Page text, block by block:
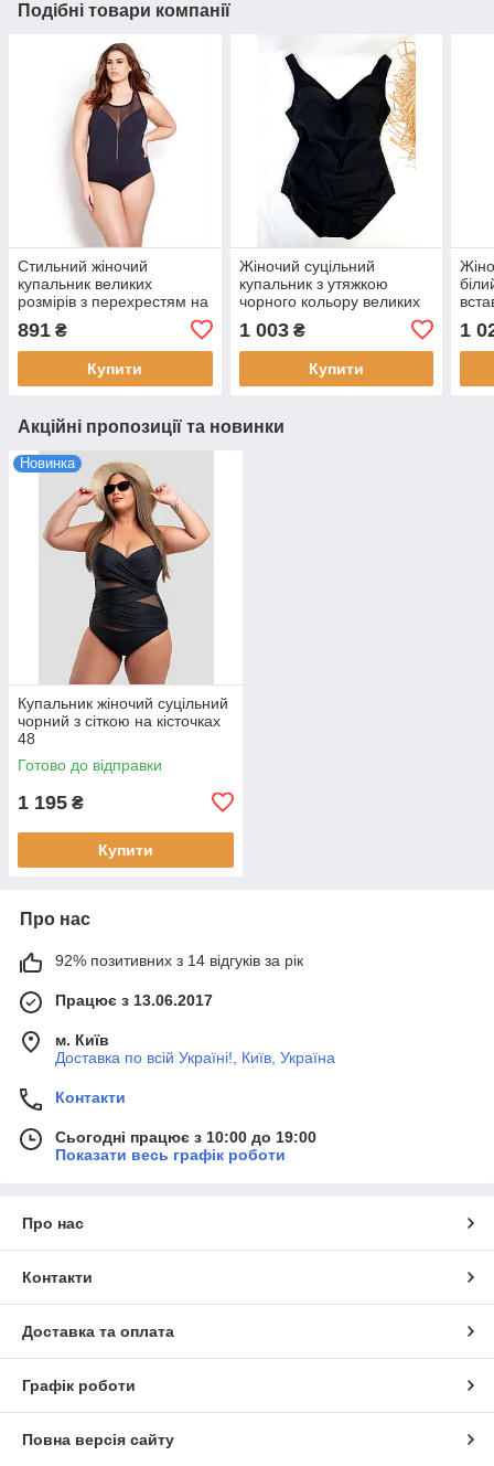
Подібні товари компанії
Стильний жіночий
купальник великих
розмірів з перехрестям на
891 ₴
Купити
Жіночий суцільний
купальник з утяжкою
чорного кольору великих
1 003₴
Купити
1
Акційні пропозиції та новинки
Новинка
Купальник жіночий суцільний
чорний з сіткою на кісточках
48
Готово до відправки
1 195 ₴
Купити
Про нас
92% позитивних з 14 відгуків за рік
Працює з 13.06.2017
м. Київ
Доставка по всій Україні!, Київ, Україна
Контакти
Сьогодні працює з 10:00 до 19:00
Показати весь графік роботи
Про нас
Контакти
Доставка та оплата
Графік роботи
Повна версія сайту